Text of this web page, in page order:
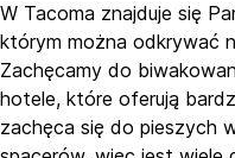
W Tacoma znajduje się
którym można odkrywać
Zachęcamy do
hotele, które oferują
zachęca się do pieszych